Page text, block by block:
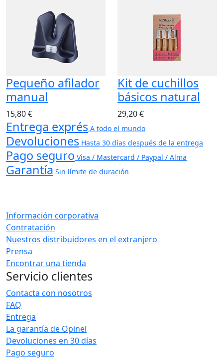
Pequeño afilador
manual
15,80 €
Kit de cuchillos
básicos natural
29,20 €
Entrega exprés A todo el mundo
Devoluciones Hasta 30 días después de la entrega
Pago seguro Visa / Mastercard / Paypal / Alma
Garantía Sin límite de duración
Información corporativa
Contratación
Nuestros distribuidores en el extranjero
Prensa
Encontrar una tienda
Servicio clientes
Contacta con nosotros
FAQ
Entrega
La garantía de Opinel
Devoluciones en 30 días
Pago seguro